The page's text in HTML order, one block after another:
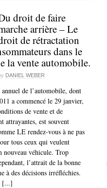
droit de faire
arrière – Le
de rétractation
dans le
la vente automobile.
DANIEL WEBER
de l’automobile, dont
a commencé le 29 janvier,
de vente et de
attrayantes, est souvent
LE rendez-vous à ne pas
tous ceux qui veulent
nouveau véhicule. Trop
l’attrait de la bonne
à des décisions irréfléchies.
[...]